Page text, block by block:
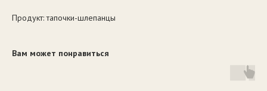
Продукт: тапочки-шлепанцы
Вам может понравиться